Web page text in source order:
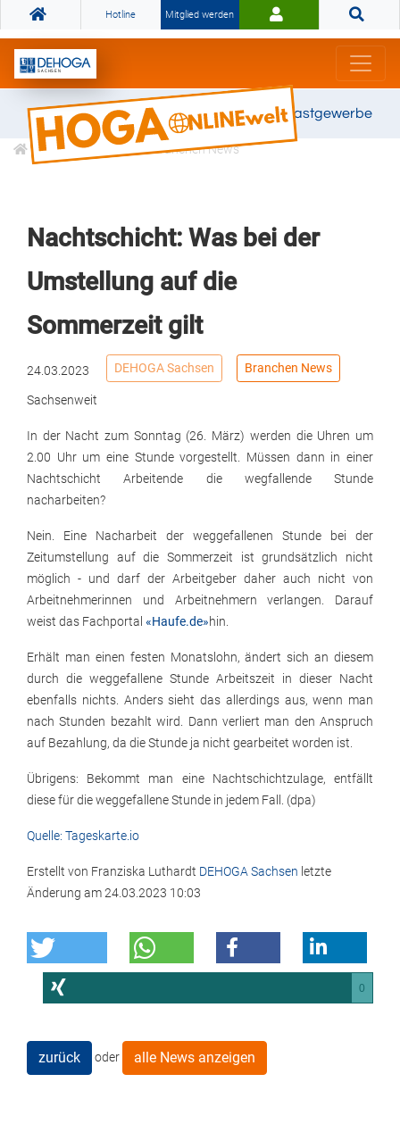
Hotline Mitglied werden
Gemeinsam stark für das Gastgewerbe
Informationen Branchen News
Nachtschicht: Was bei der
Umstellung auf die
Sommerzeit gilt
24.03.2023 DEHOGA Sachsen Branchen News
Sachsenweit
In der Nacht zum Sonntag (26. März) werden die Uhren um
2.00 Uhr um eine Stunde vorgestellt. Müssen dann in einer
Nachtschicht Arbeitende die wegfallende Stunde
nacharbeiten?
Nein. Eine Nacharbeit der weggefallenen Stunde bei der
Zeitumstellung auf die Sommerzeit ist grundsätzlich nicht
möglich - und darf der Arbeitgeber daher auch nicht von
Arbeitnehmerinnen und Arbeitnehmern verlangen. Darauf
weist das Fachportal «Haufe.de»hin.
Erhält man einen festen Monatslohn, ändert sich an diesem
durch die weggefallene Stunde Arbeitszeit in dieser Nacht
ebenfalls nichts. Anders sieht das allerdings aus, wenn man
nach Stunden bezahlt wird. Dann verliert man den Anspruch
auf Bezahlung, da die Stunde ja nicht gearbeitet worden ist.
Übrigens: Bekommt man eine Nachtschichtzulage, entfällt
diese für die weggefallene Stunde in jedem Fall. (dpa)
Quelle: Tageskarte.io
Erstellt von Franziska Luthardt DEHOGA Sachsen letzte
Änderung am24.03.2023 10:03
0
zurück oder alle News anzeigen